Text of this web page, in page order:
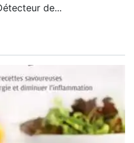
de...